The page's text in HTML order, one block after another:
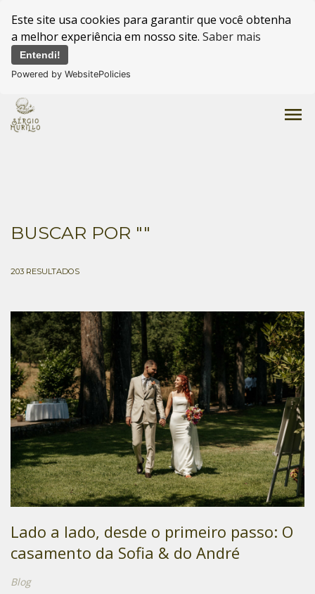
Este site usa cookies para garantir que você obtenha
a melhor experiência em nosso site. Saber mais
Entendi!
Powered by WebsitePolicies
menu
BUSCAR POR ""
203 RESULTADOS
Lado a lado, desde o primeiro passo: O
casamento da Sofia & do André
Blog